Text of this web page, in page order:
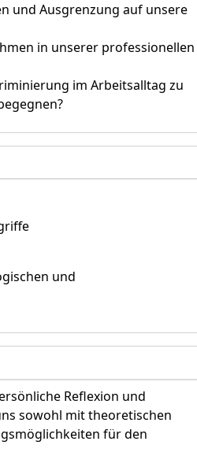
und Ausgrenzung auf unsere
in unserer professionellen
im Arbeitsalltag zu
und
Reflexion und
sowohl mit theoretischen
für den